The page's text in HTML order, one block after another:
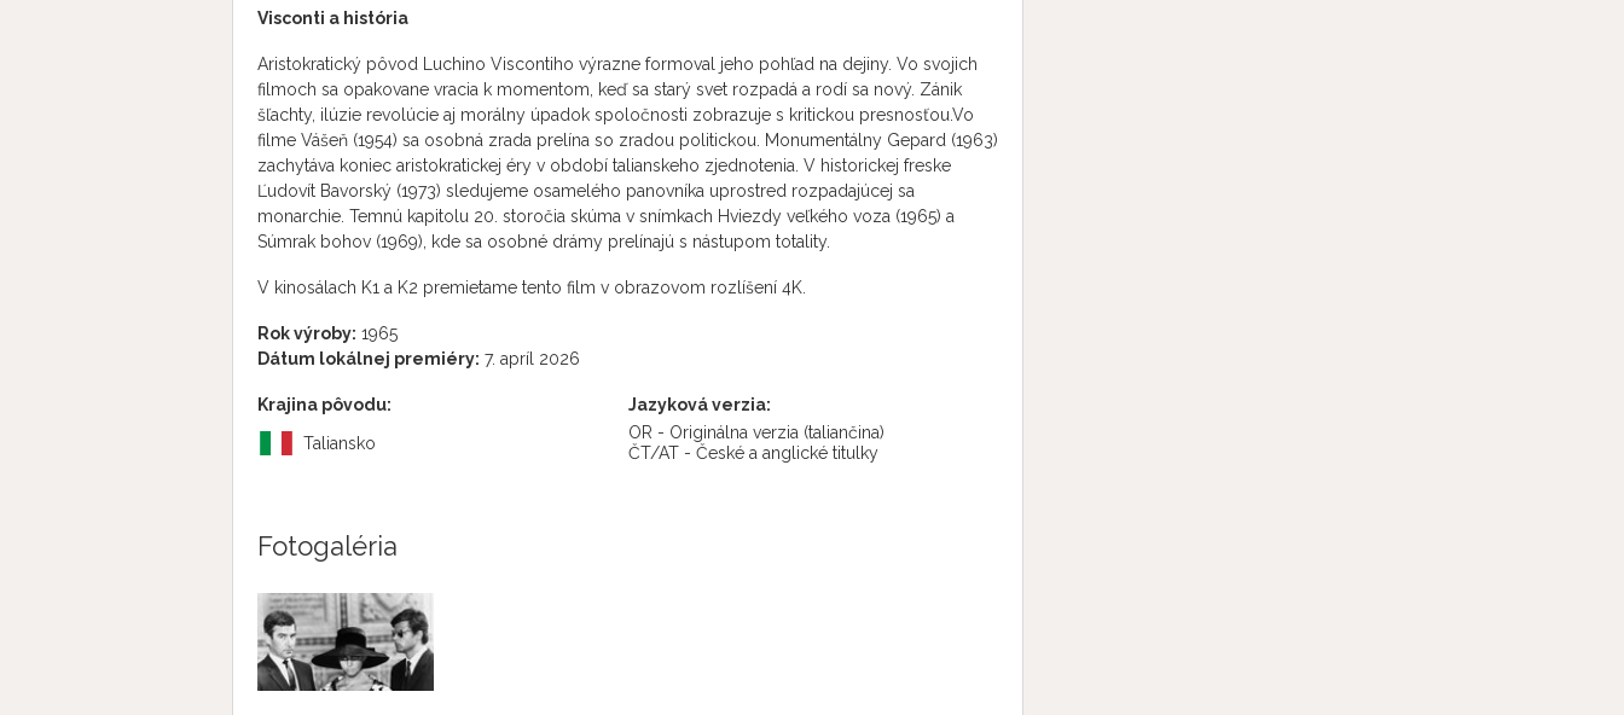
Visconti a história
Aristokratický pôvod Luchino Viscontiho výrazne formoval jeho pohľad na dejiny. Vo svojich
filmoch sa opakovane vracia k momentom, keď sa starý svet rozpadá a rodí sa nový. Zánik
šľachty, ilúzie revolúcie aj morálny úpadok spoločnosti zobrazuje s kritickou presnosťou.Vo
filme Vášeň (1954) sa osobná zrada prelína so zradou politickou. Monumentálny Gepard (1963)
zachytáva koniec aristokratickej éry v období talianskeho zjednotenia. V historickej freske
Ľudovít Bavorský (1973) sledujeme osamelého panovníka uprostred rozpadajúcej sa
monarchie. Temnú kapitolu 20. storočia skúma v snímkach Hviezdy veľkého voza (1965) a
Súmrak bohov (1969), kde sa osobné drámy prelínajú s nástupom totality.
V kinosálach K1 a K2 premietame tento film v obrazovom rozlíšení 4K.
Rok výroby: 1965
Dátum lokálnej premiéry: 7. apríl 2026
Krajina pôvodu:
Taliansko
Jazyková verzia:
OR - Originálna verzia (taliančina)
ČT/AT - České a anglické titulky
Fotogaléria